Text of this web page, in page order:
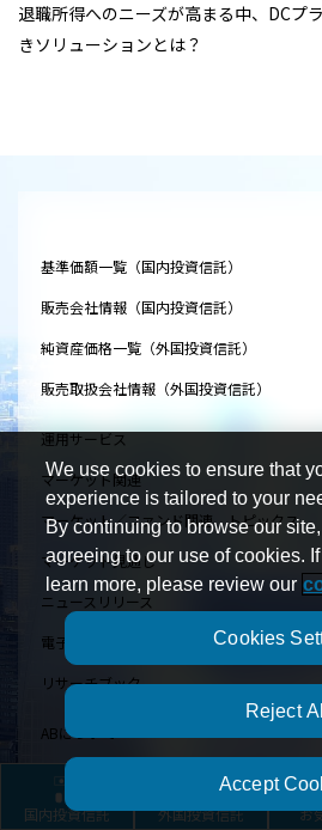
国内投資信託 外国投資信託 お
退職所得へのニーズが高まる中、DCプ
きソリューションとは？
基準価額一覧（国内投資信託）
販売会社情報（国内投資信託）
純資産価格一覧（外国投資信託）
販売取扱会社情報（外国投資信託）
運用サービス
マーケット関連
マーケット／ファンド関連 トピックス
マーケット見通し
ニュースリリース
電子公告
リサーチブック
ABについて
アライアンス・バーンスタイン・エル・ピーに
会社概要（アライアンス・バーンスタイン株式
We use cookies to ensure that
experience is tailored to your
By continuing to browse our
agreeing to our use of cookies.
learn more, please review our
Cookies
Reject All
Accept